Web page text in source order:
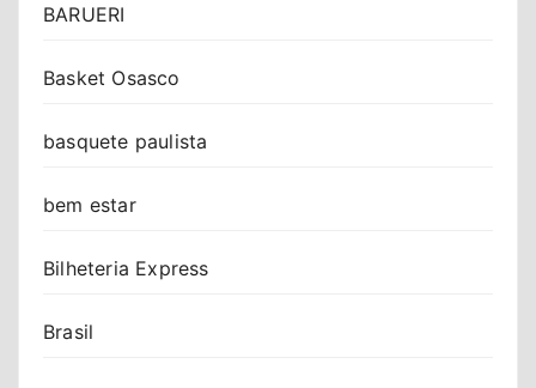
BARUERI
Basket Osasco
basquete paulista
bem estar
Bilheteria Express
Brasil